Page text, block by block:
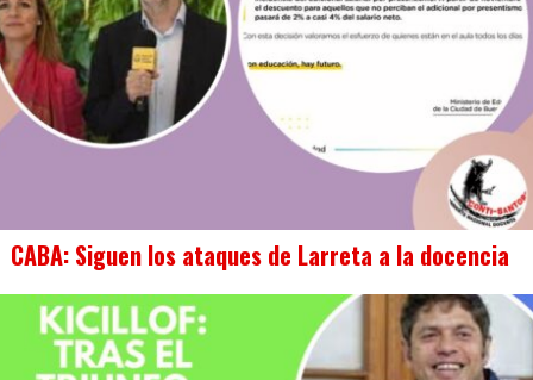
CABA: Siguen los ataques de Larreta a la docencia